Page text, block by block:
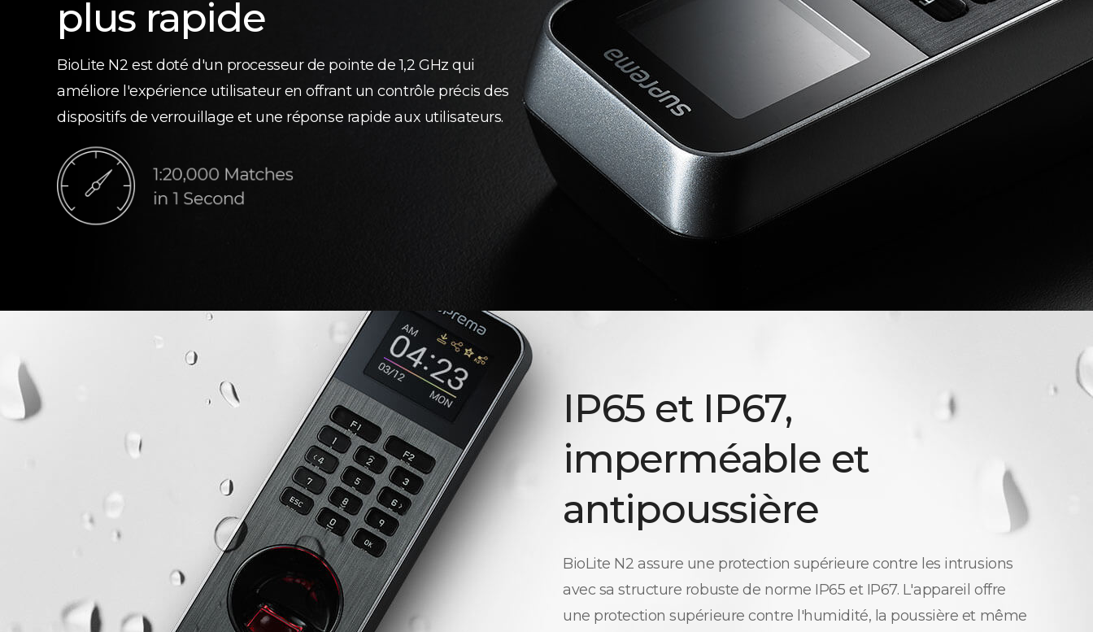
plus rapide
BioLite N2 est doté d'un processeur de pointe de 1,2 GHz qui
améliore l'expérience utilisateur en offrant un contrôle précis des
dispositifs de verrouillage et une réponse rapide aux utilisateurs.
IP65 et IP67,
imperméable et
antipoussière
BioLite N2 assure une protection supérieure contre les intrusions
avec sa structure robuste de norme IP65 et IP67. L'appareil offre
une protection supérieure contre l'humidité, la poussière et même